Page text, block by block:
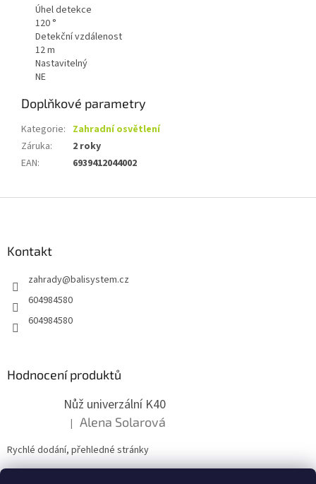
Úhel detekce
120 °
Detekční vzdálenost
12 m
Nastavitelný
NE
Doplňkové parametry
Kategorie: Zahradní osvětlení
Záruka:
2 roky
EAN: 6939412044002
Kontakt
zahrady@balisystem.cz
604984580
604984580
Hodnocení produktů
Nůž univerzální K40
Hodnocení produktu je 5 z 5 hvězdiček.
| Alena Solarová
Rychlé dodání, přehledné stránky